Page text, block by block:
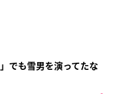
でも雪男を演ってたな